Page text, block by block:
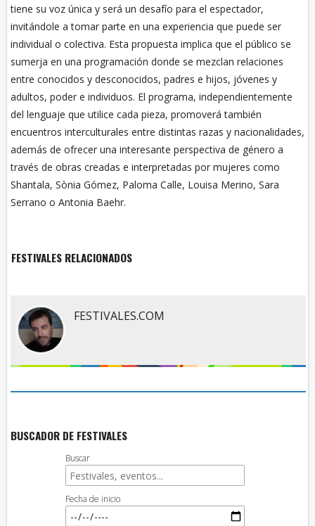
tiene su voz única y será un desafío para el espectador,
invitándole a tomar parte en una experiencia que puede ser
individual o colectiva. Esta propuesta implica que el público se
sumerja en una programación donde se mezclan relaciones
entre conocidos y desconocidos, padres e hijos, jóvenes y
adultos, poder e individuos. El programa, independientemente
del lenguaje que utilice cada pieza, promoverá también
encuentros interculturales entre distintas razas y nacionalidades,
además de ofrecer una interesante perspectiva de género a
través de obras creadas e interpretadas por mujeres como
Shantala, Sònia Gómez, Paloma Calle, Louisa Merino, Sara
Serrano o Antonia Baehr.
FESTIVALES RELACIONADOS
FESTIVALES.COM
BUSCADOR DE FESTIVALES
Buscar
Fecha de inicio